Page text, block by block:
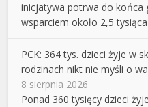
inicjatywa potrwa do końca
wsparciem około 2,5
PCK: 364 tys. dzieci żyje w
rodzinach nikt nie myśli o
8 sierpnia 2026
Ponad 360 tysięcy dzieci